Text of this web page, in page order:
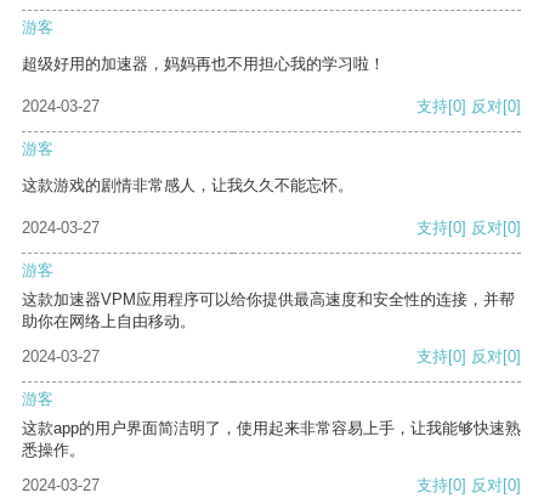
游客
超级好用的加速器，妈妈再也不用担心我的学习啦！
2024-03-27 支持[0] 反对[0]
游客
这款游戏的剧情非常感人，让我久久不能忘怀。
2024-03-27 支持[0] 反对[0]
游客
这款加速器VPM应用程序可以给你提供最高速度和安全性的连接，并帮
助你在网络上自由移动。
2024-03-27
支持[0] 反对[0]
游客
这款app的用户界面简洁明了，使用起来非常容易上手，让我能够快速熟
悉操作。
2024-03-27
支持[0] 反对[0]